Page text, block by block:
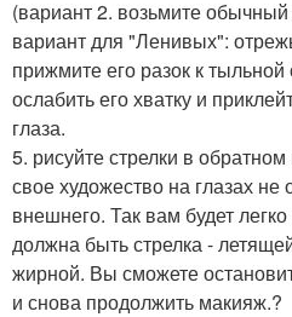
(вариант 2. возьмите
вариант для "Ленивых":
прижмите его разок к
ослабить его хватку и
глаза.
5. рисуйте стрелки в
свое художество на глазах не
внешнего. Так вам будет
должна быть стрелка -
жирной. Вы сможете
и снова продолжить макияж.?